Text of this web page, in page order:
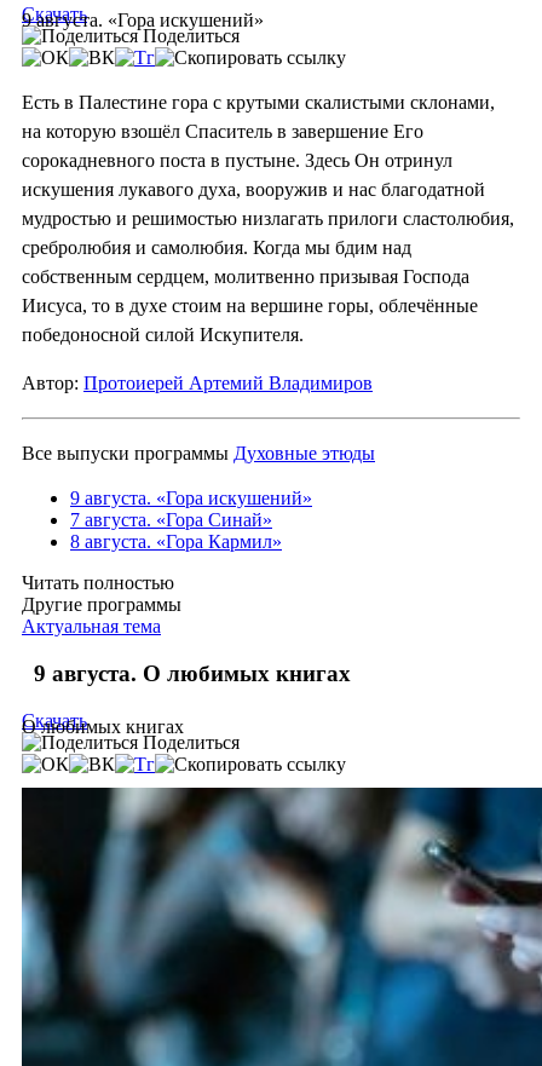
9 августа. «Гора искушений»
Скачать
Поделиться
Есть в Палестине гора с крутыми скалистыми склонами,
на которую взошёл Спаситель в завершение Его
сорокадневного поста в пустыне. Здесь Он отринул
искушения лукавого духа, вооружив и нас благодатной
мудростью и решимостью низлагать прилоги сластолюбия,
сребролюбия и самолюбия. Когда мы бдим над
собственным сердцем, молитвенно призывая Господа
Иисуса, то в духе стоим на вершине горы, облечённые
победоносной силой Искупителя.
Автор: Протоиерей Артемий Владимиров
Все выпуски программы Духовные этюды
9 августа. «Гора искушений»
7 августа. «Гора Синай»
8 августа. «Гора Кармил»
Читать полностью
Другие программы
Актуальная тема
9 августа. О любимых книгах
О любимых книгах
Скачать
Поделиться